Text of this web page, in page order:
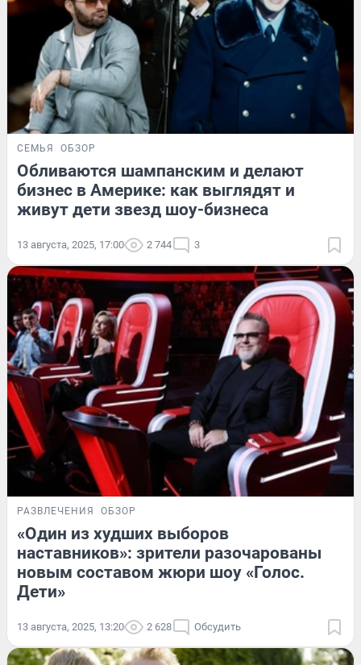
СЕМЬЯ ОБЗОР
Обливаются шампанским и делают
бизнес в Америке: как выглядят и
живут дети звезд шоу-бизнеса
13 августа, 2025, 17:00 2 744 3
РАЗВЛЕЧЕНИЯ ОБЗОР
«Один из худших выборов
наставников»: зрители разочарованы
новым составом жюри шоу «Голос.
Дети»
13 августа, 2025, 13:20 2 628 Обсудить